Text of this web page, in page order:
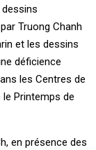
Truong Chanh
et les dessins
déficience
les Centres de
le Printemps de
en présence des